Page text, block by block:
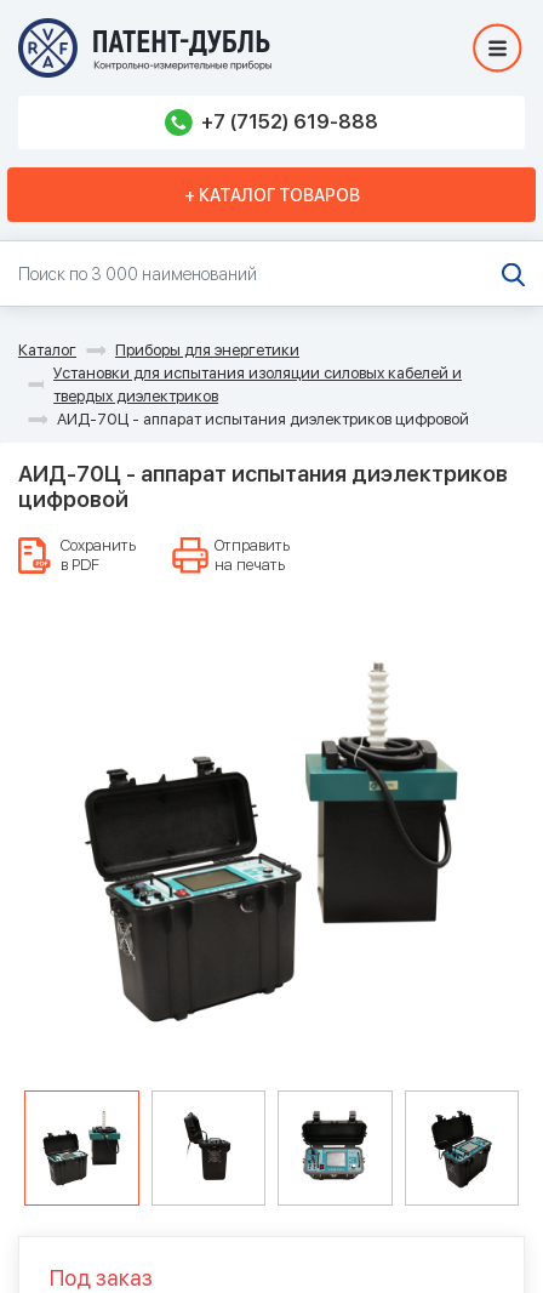
+7 (7152) 619-888
+ КАТАЛОГ ТОВАРОВ
Каталог
Приборы для энергетики
Установки для испытания изоляции силовых кабелей и
твердых диэлектриков
АИД-70Ц - аппарат испытания диэлектриков цифровой
АИД-70Ц - аппарат испытания диэлектриков
цифровой
Сохранить
в PDF
Отправить
на печать
Под заказ